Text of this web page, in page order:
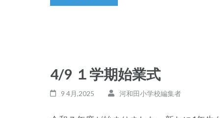
4/9 １学期始業式
9 4月,2025 河和田小学校編集者